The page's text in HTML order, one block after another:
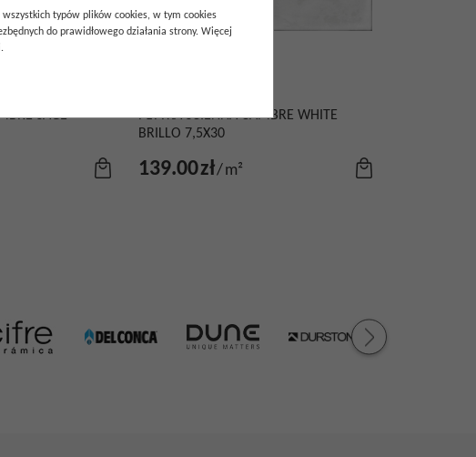
SAGE
PŁYTKA ŚCIENNA CAMBRE WHITE
BRILLO 7,5X30
139.00zł/m²
typów plików cookies, w tym cookies
do prawidłowego działania strony. Więcej